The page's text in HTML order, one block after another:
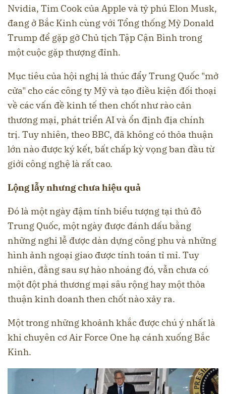
Nvidia, Tim Cook của Apple và tỷ phú Elon Musk,
đang ở Bắc Kinh cùng với Tổng thống Mỹ Donald
Trump để gặp gỡ Chủ tịch Tập Cận Bình trong
một cuộc gặp thượng đỉnh.
Mục tiêu của hội nghị là thúc đẩy Trung Quốc "mở
cửa" cho các công ty Mỹ và tạo điều kiện đối thoại
về các vấn đề kinh tế then chốt như rào cản
thương mại, phát triển AI và ổn định địa chính
trị. Tuy nhiên, theo BBC, đã không có thỏa thuận
lớn nào được ký kết, bất chấp kỳ vọng ban đầu từ
giới công nghệ là rất cao.
Lộng lẫy nhưng chưa hiệu quả
Đó là một ngày đậm tính biểu tượng tại thủ đô
Trung Quốc, một ngày được đánh dấu bằng
những nghi lễ được dàn dựng công phu và những
hình ảnh ngoại giao được tính toán tỉ mỉ. Tuy
nhiên, đằng sau sự hào nhoáng đó, vẫn chưa có
một đột phá thương mại sâu rộng hay một thỏa
thuận kinh doanh then chốt nào xảy ra.
Một trong những khoảnh khắc được chú ý nhất là
khi chuyên cơ Air Force One hạ cánh xuống Bắc
Kinh.